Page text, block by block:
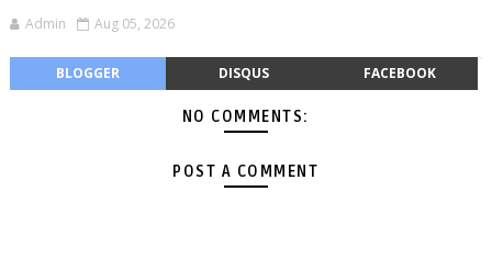
Admin Aug 05, 2026
BLOGGER DISQUS FACEBOOK
NO COMMENTS:
POST A COMMENT